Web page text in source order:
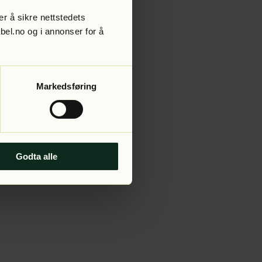
å sikre nettstedets
og i annonser for å
Markedsføring
Godta alle